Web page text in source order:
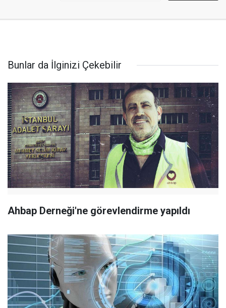
Bunlar da İlginizi Çekebilir
Ahbap Derneği'ne görevlendirme yapıldı